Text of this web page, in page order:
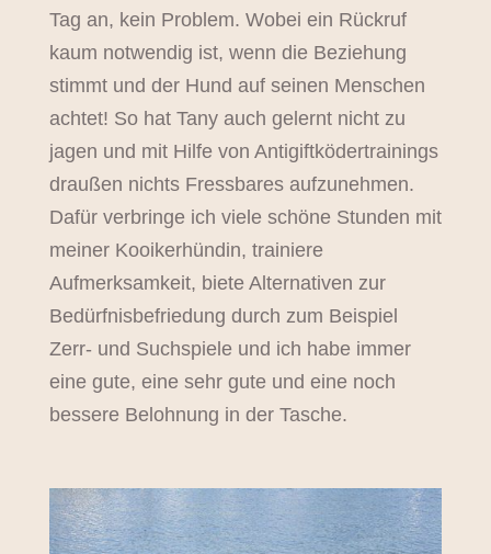
Tag an, kein Problem. Wobei ein Rückruf
kaum notwendig ist, wenn die Beziehung
stimmt und der Hund auf seinen Menschen
achtet! So hat Tany auch gelernt nicht zu
jagen und mit Hilfe von Antigiftködertrainings
draußen nichts Fressbares aufzunehmen.
Dafür verbringe ich viele schöne Stunden mit
meiner Kooikerhündin, trainiere
Aufmerksamkeit, biete Alternativen zur
Bedürfnisbefriedung durch zum Beispiel
Zerr- und Suchspiele und ich habe immer
eine gute, eine sehr gute und eine noch
bessere Belohnung in der Tasche.